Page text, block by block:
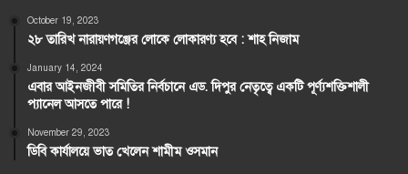
October 19, 2023
২৮ তারিখ নারায়ণগঞ্জের লোকে লোকারণ্য হবে : শাহ নিজাম
January 14, 2024
এবার আইনজীবী সমিতির নির্বচানে এড. দিপুর নেতৃত্বে একটি পূর্ণ্যশক্তিশালী
প্যানেল আসতে পারে !
November 29, 2023
ডিবি কার্যালয়ে ভাত খেলেন শামীম ওসমান